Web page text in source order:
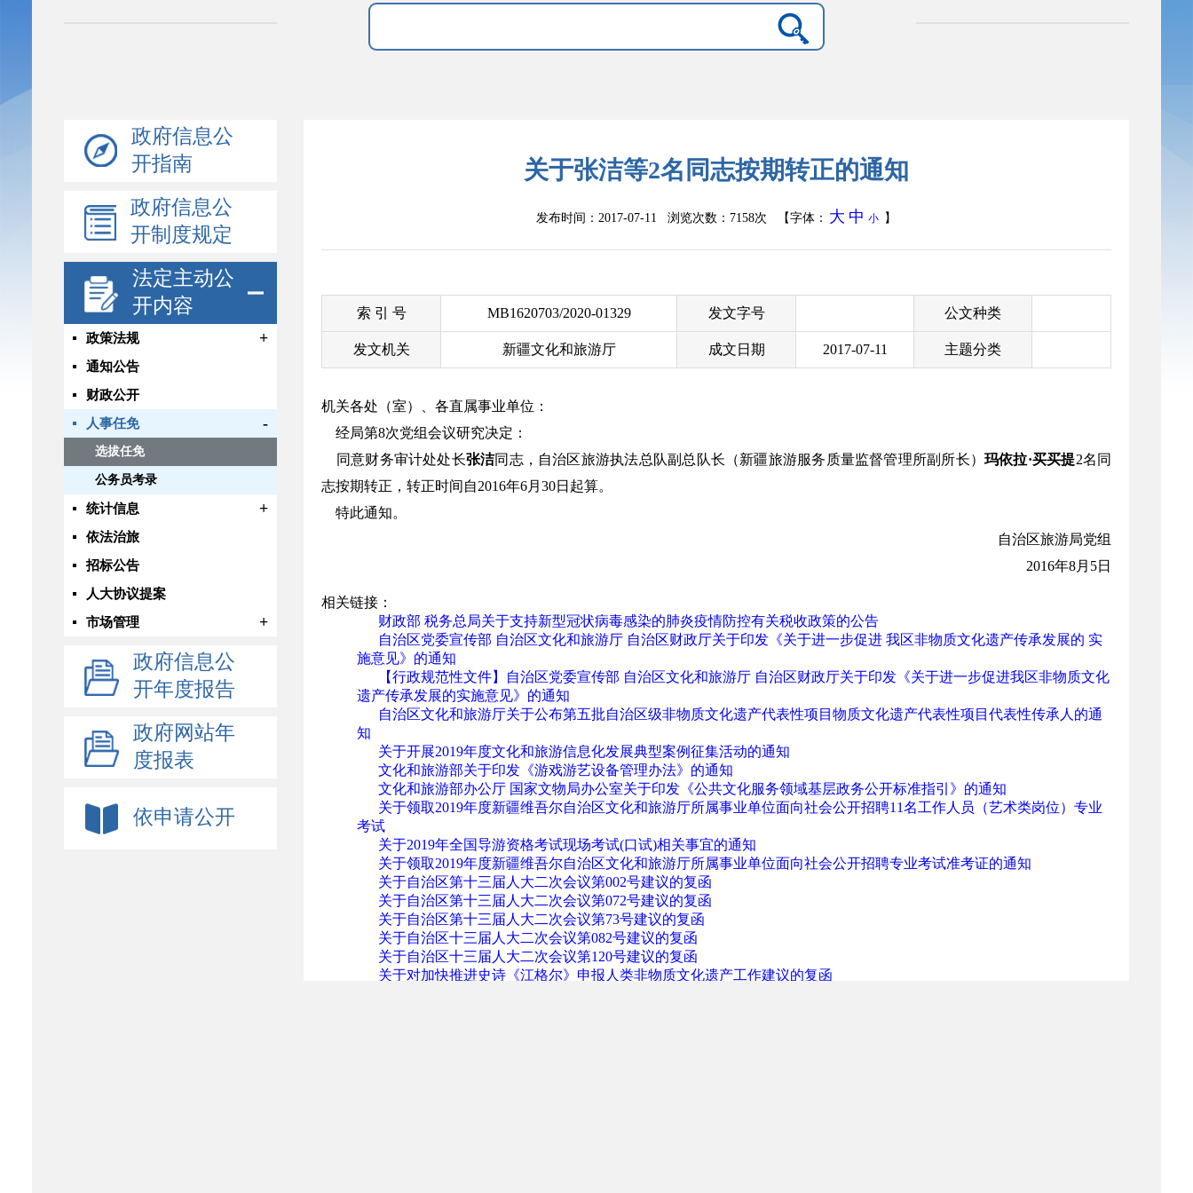
政府信息公
开指南
政府信息公
开制度规定
法定主动公
开内容
政策法规 +
通知公告
财政公开
人事任免
-
选拔任免
公务员考录
统计信息 +
依法治旅
招标公告
人大协议提案
市场管理
+
政府信息公
开年度报告
政府网站年
度报表
依申请公开
关于张洁等2名同志按期转正的通知
发布时间：2017-07-11 浏览次数： 7158次 【字体： 大 中 小 】
索 引 号 MB1620703/2020-01329 发文字号 公文种类
发文机关 新疆文化和旅游厅 成文日期 2017-07-11 主题分类
机关各处（室）、各直属事业单位：
经局第8次党组会议研究决定：
同意财务审计处处长张洁同志，自治区旅游执法总队副总队长（新疆旅游服务质量监督管理所副所长） 玛依拉·买买提2名同
志按期转正，转正时间自2016年6月30日起算。
特此通知。
自治区旅游局党组
2016年8月5日
相关链接：
财政部 税务总局关于支持新型冠状病毒感染的肺炎疫情防控有关税收政策的公告
自治区党委宣传部 自治区文化和旅游厅 自治区财政厅关于印发《关于进一步促进 我区非物质文化遗产传承发展的 实
施意见》的通知
【行政规范性文件】自治区党委宣传部 自治区文化和旅游厅 自治区财政厅关于印发《关于进一步促进我区非物质文化
遗产传承发展的实施意见》的通知
自治区文化和旅游厅关于公布第五批自治区级非物质文化遗产代表性项目物质文化遗产代表性项目代表性传承人的通
知
关于开展2019年度文化和旅游信息化发展典型案例征集活动的通知
文化和旅游部关于印发《游戏游艺设备管理办法》的通知
文化和旅游部办公厅 国家文物局办公室关于印发《公共文化服务领域基层政务公开标准指引》的通知
关于领取2019年度新疆维吾尔自治区文化和旅游厅所属事业单位面向社会公开招聘11名工作人员（艺术类岗位）专业
考试
关于2019年全国导游资格考试现场考试(口试)相关事宜的通知
关于领取2019年度新疆维吾尔自治区文化和旅游厅所属事业单位面向社会公开招聘专业考试准考证的通知
关于自治区第十三届人大二次会议第002号建议的复函
关于自治区第十三届人大二次会议第072号建议的复函
关于自治区第十三届人大二次会议第73号建议的复函
关于自治区十三届人大二次会议第082号建议的复函
关于自治区十三届人大二次会议第120号建议的复函
关于对加快推进史诗《江格尔》申报人类非物质文化遗​产工作建议的复函